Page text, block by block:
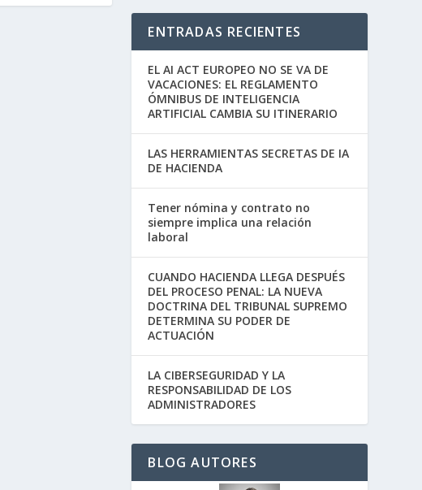
ENTRADAS RECIENTES
EL AI ACT EUROPEO NO SE VA DE
VACACIONES: EL REGLAMENTO
ÓMNIBUS DE INTELIGENCIA
ARTIFICIAL CAMBIA SU ITINERARIO
LAS HERRAMIENTAS SECRETAS DE IA
DE HACIENDA
Tener nómina y contrato no
siempre implica una relación
laboral
CUANDO HACIENDA LLEGA DESPUÉS
DEL PROCESO PENAL: LA NUEVA
DOCTRINA DEL TRIBUNAL SUPREMO
DETERMINA SU PODER DE
ACTUACIÓN
LA CIBERSEGURIDAD Y LA
RESPONSABILIDAD DE LOS
ADMINISTRADORES
BLOG AUTORES